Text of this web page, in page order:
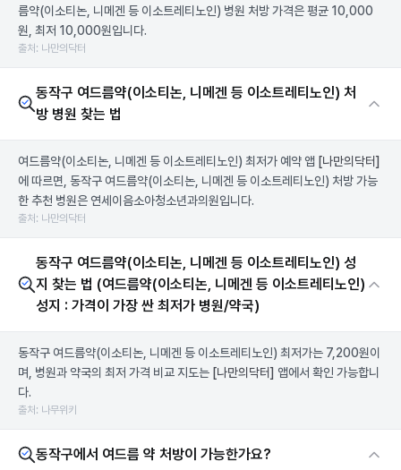
름약(이소티논, 니메겐 등 이소트레티노인) 병원 처방 가격은 평균 10,000
원, 최저 10,000원입니다.
출처: 나만의닥터
동작구 여드름약(이소티논, 니메겐 등 이소트레티노인) 처
방 병원 찾는 법
여드름약(이소티논, 니메겐 등 이소트레티노인) 최저가 예약 앱 [나만의닥터]
에 따르면, 동작구 여드름약(이소티논, 니메겐 등 이소트레티노인) 처방 가능
한 추천 병원은 연세이음소아청소년과의원입니다.
출처: 나만의닥터
동작구 여드름약(이소티논, 니메겐 등 이소트레티노인) 성
지 찾는 법 (여드름약(이소티논, 니메겐 등 이소트레티노인)
성지 : 가격이 가장 싼 최저가 병원/약국)
동작구 여드름약(이소티논, 니메겐 등 이소트레티노인) 최저가는 7,200원이
며, 병원과 약국의 최저 가격 비교 지도는 [나만의닥터] 앱에서 확인 가능합니
다.
출처: 나무위키
동작구에서 여드름 약 처방이 가능한가요?